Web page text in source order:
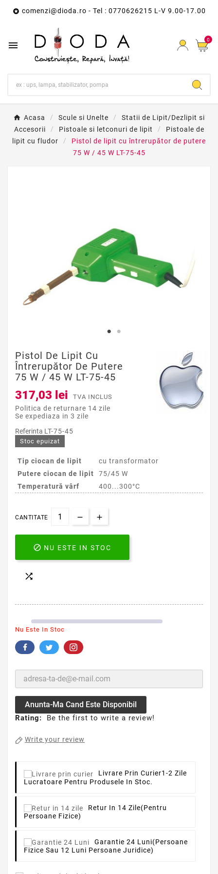
 comenzi@dioda.ro - Tel : 0770626215 L-V 9.00-17.00
 0
Acasa Scule si Unelte
Statii de Lipit/Dezlipit si
Accesorii
Pistoale si letconuri de lipit
Pistoale de
lipit cu fludor
Pistol de lipit cu întrerupător de putere
75 W / 45 W LT-75-45
Pistol De Lipit Cu
Întrerupător De Putere
75 W / 45 W LT-75-45
317,03 lei TVA INCLUS
Politica de returnare 14 zile
Se expediaza in 3 zile
Referinta LT-75-45
Stoc epuizat
Tip ciocan de lipit
cu transformator
Putere ciocan de lipit
75/45 W
Temperatură vârf
400...300°C
CANTITATE
 NU ESTE IN STOC

Nu Este In Stoc
Anunta-Ma Cand Este Disponibil
Rating: Be the first to write a review!
Write your review
Livrare Prin Curier1-2 Zile
Lucratoare Pentru Produsele In Stoc.
Retur In 14 Zile(pentru
Persoane Fizice)
Garantie 24 Luni(persoane
Fizice Sau 12 Luni Persoane Juridice)